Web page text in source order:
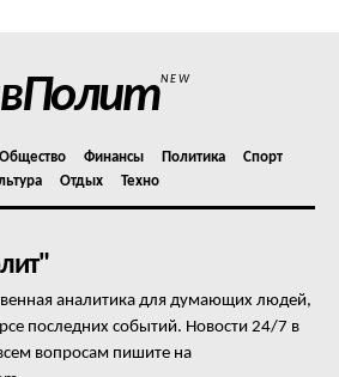
NEW
Общество Финансы Политика
Спорт
Отдых Техно
аналитика для думающих людей,
последних событий. Новости 24/7 в
вопросам пишите на